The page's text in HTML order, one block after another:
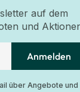
auf dem
und
Anmelden
über Angebote und